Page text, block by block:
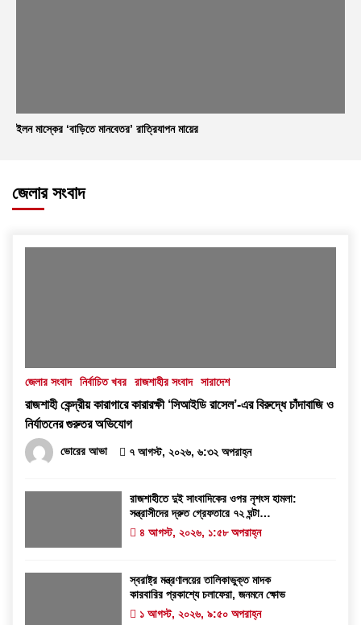
ইলন মাস্কের ‘বাড়িতে মানবেতর’ রাত্রিযাপন মায়ের
জেলার সংবাদ
জেলার সংবাদ নির্বাচিত খবর রাজশাহীর সংবাদ সারাদেশ
রাজশাহী কেন্দ্রীয় কারাগারে কারারক্ষী ‘সিআইডি রাসেল’-এর বিরুদ্ধে চাঁদাবাজি ও
নির্যাতনের গুরুতর অভিযোগ
ভোরের আভা ৭ আগস্ট, ২০২৬, ৬:৩২ অপরাহ্ন
রাজশাহীতে দুই সাংবাদিকের ওপর নৃশংস হামলা:
সন্ত্রাসীদের দ্রুত গ্রেফতারে ৭২ ঘন্টা
আলটিমেটাম
৪ আগস্ট, ২০২৬, ১:৫৮ অপরাহ্ন
স্বরাষ্ট্র মন্ত্রণালয়ের তালিকাভুক্ত মাদক
কারবারির প্রকাশ্যে চলাফেরা, জনমনে ক্ষোভ
১ আগস্ট, ২০২৬, ৯:৫০ অপরাহ্ন